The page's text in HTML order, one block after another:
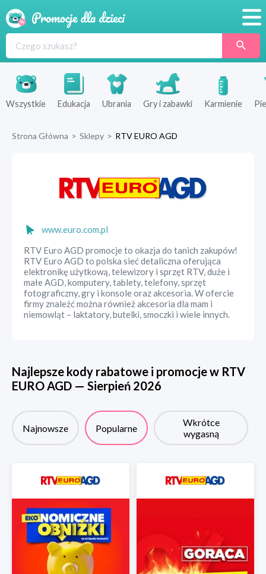
Produkty
Sklepy
Wszystkie Edukacja Ubrania Gry i zabawki Karmienie
Strona Główna > Sklepy > RTV EURO AGD
www.euro.com.pl
RTV Euro AGD promocje to okazja do tanich zakupów!
RTV Euro AGD to polska sieć detaliczna oferująca
elektronikę użytkową, telewizory i sprzęt RTV, duże i
małe AGD, komputery, tablety, telefony, sprzęt
fotograficzny, gry i konsole oraz akcesoria. W ofercie
firmy znaleźć można również akcesoria dla mam i
niemowląt – laktatory, butelki, smoczki i wiele innych.
Najlepsze kody rabatowe i promocje w RTV
EURO AGD — Sierpień 2026
Najnowsze Popularne
Wkrótce
wygasną